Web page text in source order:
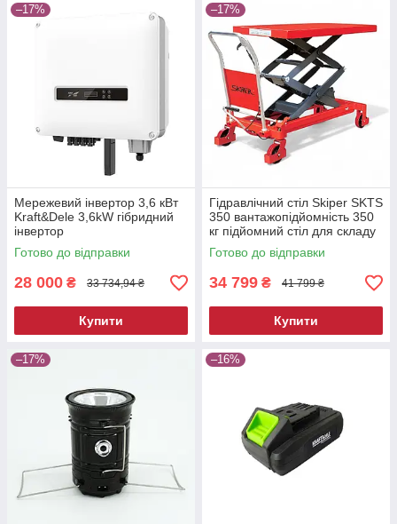
–17%
Мережевий інвертор 3,6 кВт
Kraft&Dele 3,6kW гібридний
інвертор
Готово до відправки
28 000 ₴ 33 734,94 ₴
Купити
–17%
Гідравлічний стіл Skiper SKTS
350 вантажопідйомність 350
кг підйомний стіл для складу
та СТО
Готово до відправки
34 799 ₴ 41 799 ₴
Купити
–17% –16%